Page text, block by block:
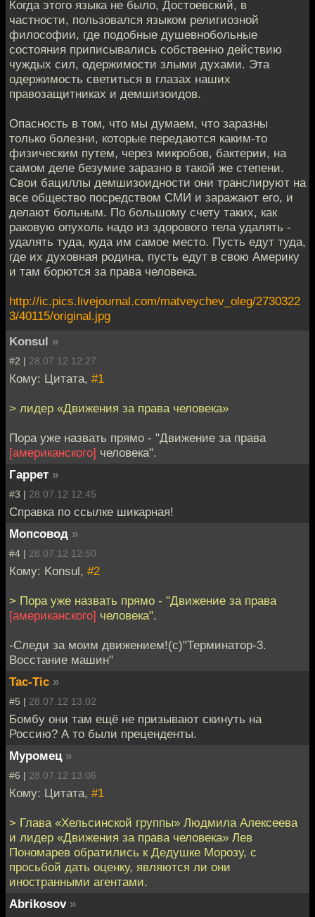
Когда этого языка не было, Достоевский, в
частности, пользовался языком религиозной
философии, где подобные душевнобольные
состояния приписывались собственно действию
чуждых сил, одержимости злыми духами. Эта
одержимость светиться в глазах наших
правозащитниках и демшизоидов.
Опасность в том, что мы думаем, что заразны
только болезни, которые передаются каким-то
физическим путем, через микробов, бактерии, на
самом деле безумие заразно в такой же степени.
Свои бациллы демшизоидности они транслируют на
все общество посредством СМИ и заражают его, и
делают больным. По большому счету таких, как
раковую опухоль надо из здорового тела удалять -
удалять туда, куда им самое место. Пусть едут туда,
где их духовная родина, пусть едут в свою Америку
и там борются за права человека.
http://ic.pics.livejournal.com/matveychev_oleg/2730322
3/40115/original.jpg
Konsul »
#2 | 28.07.12 12:27
Кому: Цитата, #1
> лидер «Движения за права человека»
Пора уже назвать прямо - "Движение за права
[американского] человека".
Гаррет »
#3 | 28.07.12 12:45
Справка по ссылке шикарная!
Мопсовод »
#4 | 28.07.12 12:50
Кому: Konsul, #2
> Пора уже назвать прямо - "Движение за права
[американского] человека".
-Следи за моим движением!(с)"Терминатор-3.
Восстание машин"
Tac-Tic »
#5 | 28.07.12 13:02
Бомбу они там ещё не призывают скинуть на
Россию? А то были преценденты.
Муромец »
#6 | 28.07.12 13:06
Кому: Цитата, #1
> Глава «Хельсинской группы» Людмила Алексеева
и лидер «Движения за права человека» Лев
Пономарев обратились к Дедушке Морозу, с
просьбой дать оценку, являются ли они
иностранными агентами.
Abrikosov »